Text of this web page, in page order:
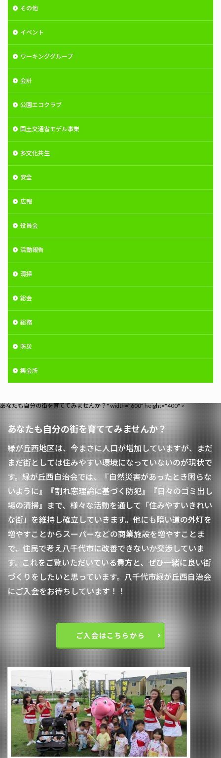
その他
イベント
ワーキンググループ
会計
公園エコクラブ
国土交通省モデル事業
多文化共生
安全
広報
役員会
活動報告
清掃
総会
総務
防災
集会所
あなたも自分の街を育ててみませんか？" width="600" height="400" >
あなたも自分の街を育ててみませんか？
緑が丘西地区は、今まさに人口が増加していますが、まだ
まだ街としては住みやすい環境になっていないのが現状で
す。緑が丘西自治会では、『自然災害があったとき困らな
いように』『割れ窓理論に基づく防犯』『日々のゴミ出し
場の清掃』まで、様々な活動を通して「住みやすいきれい
な街」を維持し確立していきます。他にも暗い道の外灯を
増やすことからスーパーなどの商業施設を増やすことま
で、住民で考え八千代市に改善できないか交渉していま
す。これをご覧いただいている貴方と、ぜひ一緒に良い街
づくりをしたいと思っています。八千代市緑が丘西自治会
にご入会をお待ちしています！！
ご入会はこちらから